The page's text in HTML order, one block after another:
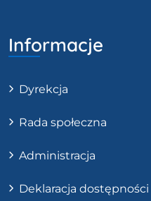
Informacje
Dyrekcja
Rada społeczna
Administracja
Deklaracja dostępności